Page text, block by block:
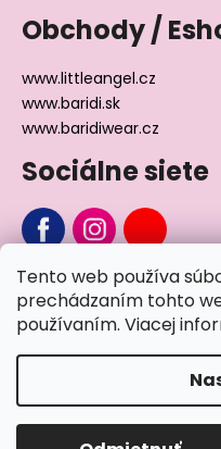
Tento web používa
prechádzaním tohto
používaním. Viacej
Obchody /
www.littleangel.cz
www.baridi.sk
www.baridiwear.cz
Sociálne siete
Chcete sa